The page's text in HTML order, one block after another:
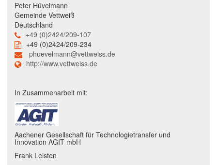
Peter Hüvelmann
Gemeinde Vettweiß
Deutschland
+49 (0)2424/209-107
+49 (0)2424/209-234
phuevelmann@vettweiss.de
http://www.vettweiss.de
In Zusammenarbeit mit:
Aachener Gesellschaft für Technologietransfer und
Innovation AGIT mbH
Frank Leisten